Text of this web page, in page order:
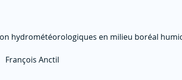
hydrométéorologiques en milieu boréal
François Anctil